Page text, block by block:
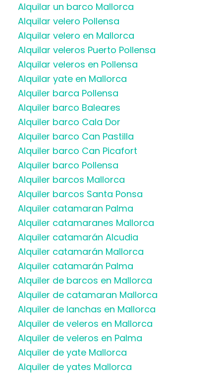
Alquilar un barco Mallorca
Alquilar velero Pollensa
Alquilar velero en Mallorca
Alquilar veleros Puerto Pollensa
Alquilar veleros en Pollensa
Alquilar yate en Mallorca
Alquiler barca Pollensa
Alquiler barco Baleares
Alquiler barco Cala Dor
Alquiler barco Can Pastilla
Alquiler barco Can Picafort
Alquiler barco Pollensa
Alquiler barcos Mallorca
Alquiler barcos Santa Ponsa
Alquiler catamaran Palma
Alquiler catamaranes Mallorca
Alquiler catamarán Alcudia
Alquiler catamarán Mallorca
Alquiler catamarán Palma
Alquiler de barcos en Mallorca
Alquiler de catamaran Mallorca
Alquiler de lanchas en Mallorca
Alquiler de veleros en Mallorca
Alquiler de veleros en Palma
Alquiler de yate Mallorca
Alquiler de yates Mallorca